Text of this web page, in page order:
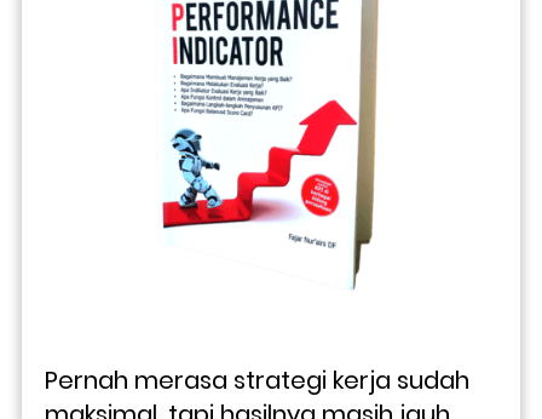
Pernah merasa strategi kerja sudah